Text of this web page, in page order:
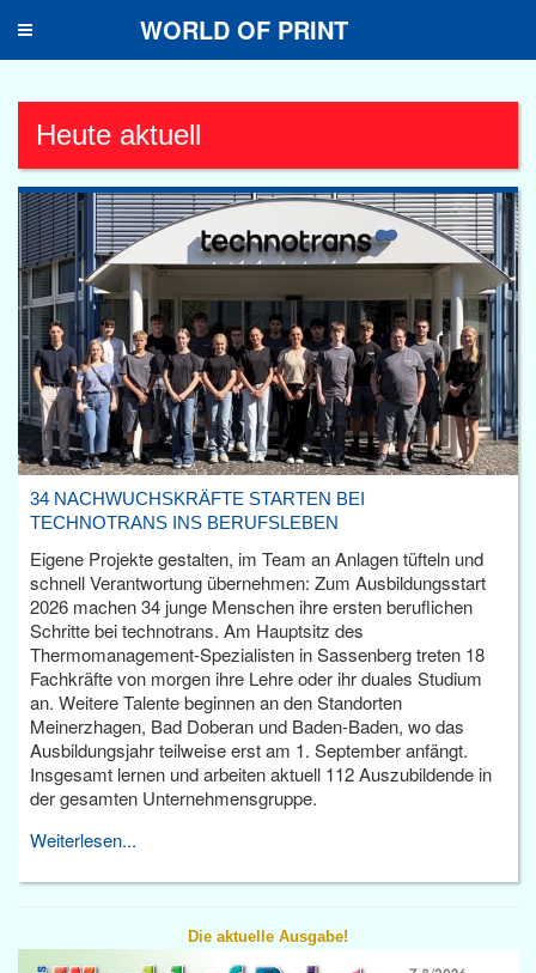
Toggle
WORLD OF PRINT
Heute aktuell
34 NACHWUCHSKRÄFTE STARTEN BEI
TECHNOTRANS INS BERUFSLEBEN
Eigene Projekte gestalten, im Team an Anlagen tüfteln und
schnell Verantwortung übernehmen: Zum Ausbildungsstart
2026 machen 34 junge Menschen ihre ersten beruflichen
Schritte bei technotrans. Am Hauptsitz des
Thermomanagement-Spezialisten in Sassenberg treten 18
Fachkräfte von morgen ihre Lehre oder ihr duales Studium
an. Weitere Talente beginnen an den Standorten
Meinerzhagen, Bad Doberan und Baden-Baden, wo das
Ausbildungsjahr teilweise erst am 1. September anfängt.
Insgesamt lernen und arbeiten aktuell 112 Auszubildende in
der gesamten Unternehmensgruppe.
Weiterlesen...
Die aktuelle Ausgabe!